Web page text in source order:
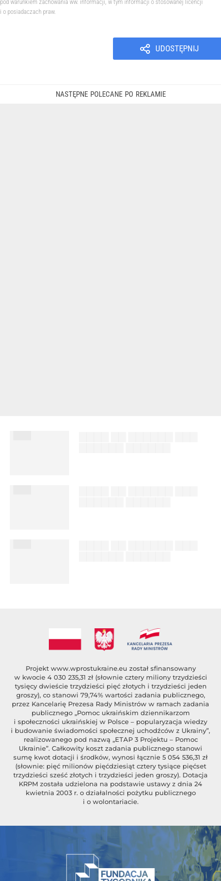
pod warunkiem zachowania ww. informacji, w tym informacji o stosowanej licencji
i o posiadaczach praw.
UDOSTĘPNIJ
Projekt www.wprostukraine.eu został sfinansowany
w kwocie 4 030 235,31 zł (słownie cztery miliony trzydzieści
tysięcy dwieście trzydzieści pięć złotych i trzydzieści jeden
groszy), co stanowi 79,74% wartości zadania publicznego,
przez Kancelarię Prezesa Rady Ministrów w ramach zadania
publicznego „Pomoc ukraińskim dziennikarzom
i społeczności ukraińskiej w Polsce – popularyzacja wiedzy
i budowanie świadomości społecznej uchodźców z Ukrainy”,
realizowanego pod nazwą „ETAP 3 Projektu – Pomoc
Ukrainie”. Całkowity koszt zadania publicznego stanowi
sumę kwot dotacji i środków, wynosi łącznie 5 054 536,31 zł
(słownie: pięć milionów pięćdziesiąt cztery tysiące pięćset
trzydzieści sześć złotych i trzydzieści jeden groszy). Dotacja
KRPM została udzielona na podstawie ustawy z dnia 24
kwietnia 2003 r. o działalności pożytku publicznego
i o wolontariacie.